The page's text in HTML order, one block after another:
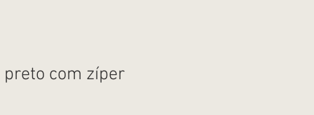
preto com zíper